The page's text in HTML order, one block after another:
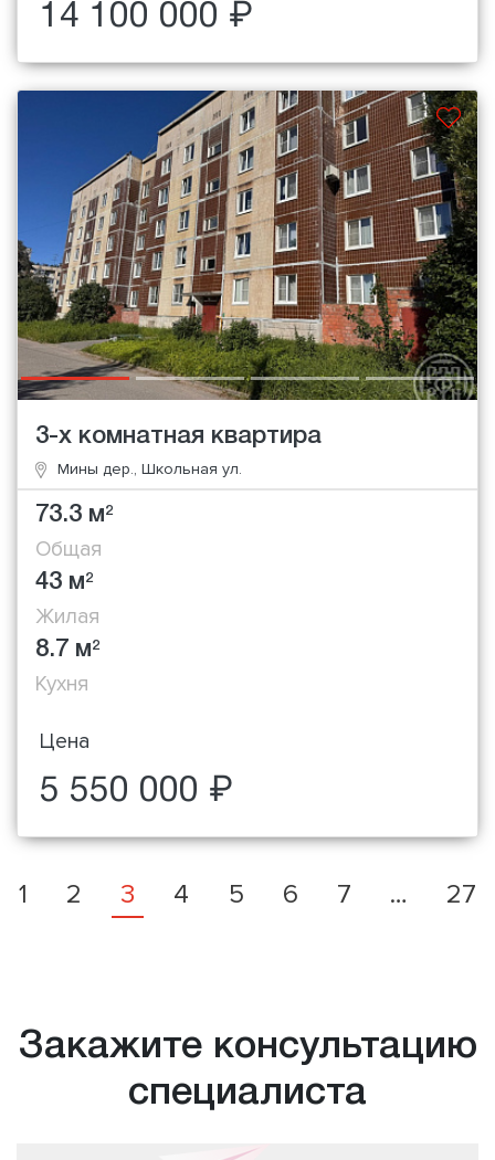
14 100 000 ₽
3-х комнатная квартира
Мины дер., Школьная ул.
73.3 м2
Общая
43 м2
Жилая
8.7 м2
Кухня
Цена
5 550 000 ₽
1 2 3 4 5 6 7 … 27
Закажите консультацию
специалиста